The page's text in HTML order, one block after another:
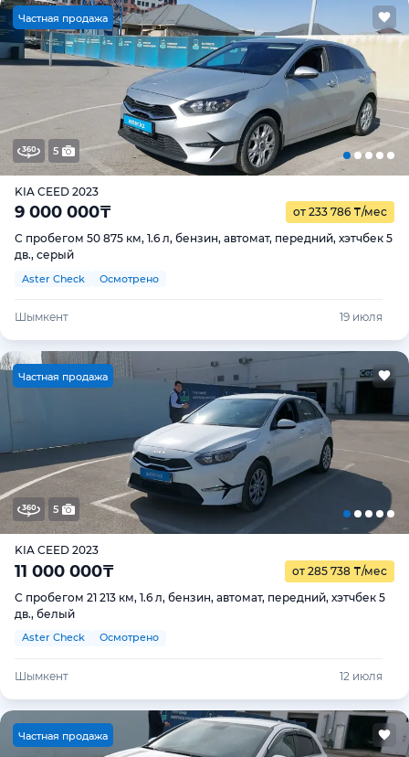
Частная продажа
5
KIA CEED 2023
9 000 000₸ от 233 786 ₸/мес
С пробегом 50 875 км, 1.6 л, бензин, автомат, передний, хэтчбек 5
дв., серый
Aster Check Осмотрено
Шымкент 19 июля
Частная продажа
5
KIA CEED 2023
11 000 000₸ от 285 738 ₸/мес
С пробегом 21 213 км, 1.6 л, бензин, автомат, передний, хэтчбек 5
дв., белый
Aster Check Осмотрено
Шымкент 12 июля
Частная продажа